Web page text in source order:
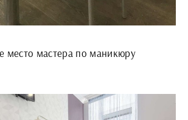
место мастера по маникюру